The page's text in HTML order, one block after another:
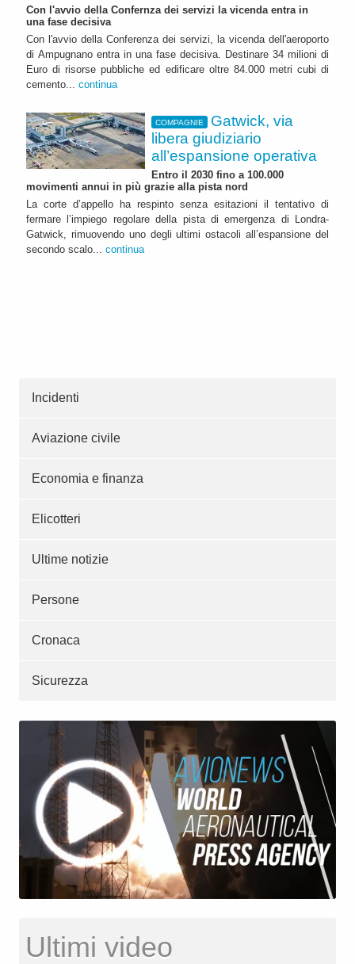
Con l'avvio della Confernza dei servizi la vicenda entra in
una fase decisiva
Con l'avvio della Conferenza dei servizi, la vicenda dell'aeroporto
di Ampugnano entra in una fase decisiva. Destinare 34 milioni di
Euro di risorse pubbliche ed edificare oltre 84.000 metri cubi di
cemento... continua
COMPAGNIE
Gatwick, via
libera giudiziario
all’espansione operativa
Entro il 2030 fino a 100.000
movimenti annui in più grazie alla pista nord
La corte d’appello ha respinto senza esitazioni il tentativo di
fermare l’impiego regolare della pista di emergenza di Londra-
Gatwick, rimuovendo uno degli ultimi ostacoli all’espansione del
secondo scalo... continua
Incidenti
Aviazione civile
Economia e finanza
Elicotteri
Ultime notizie
Persone
Cronaca
Sicurezza
Ultimi video